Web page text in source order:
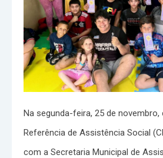
Na segunda-feira, 25 de novembro,
Referência de Assistência Social
com a Secretaria Municipal de